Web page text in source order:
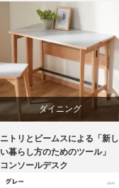
ビーチ
ブランディング
マーケティング
ライフスタイル
ダイニング
テーブル
ニトリとビームスによる「新し
い暮らし方のためのツール」
コンソールデスク